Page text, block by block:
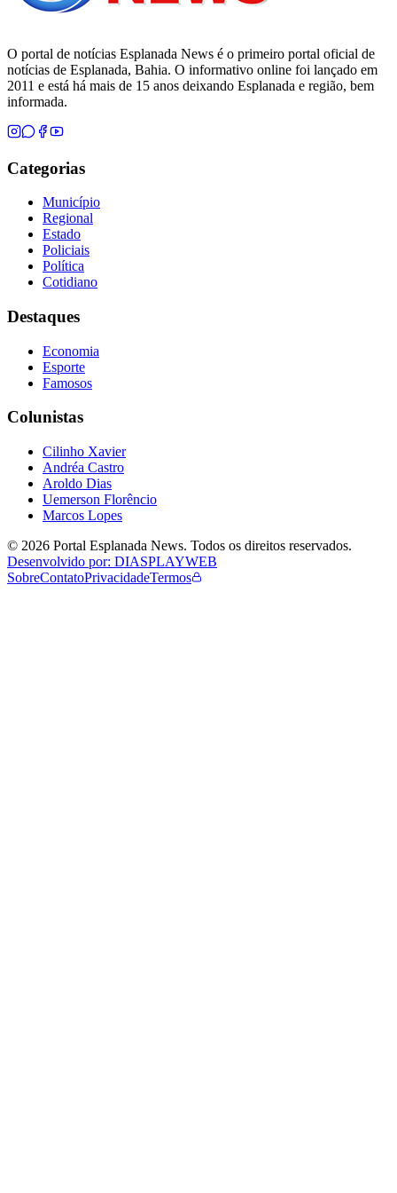
O portal de notícias Esplanada News é o primeiro portal oficial de
notícias de Esplanada, Bahia. O informativo online foi lançado em
2011 e está há mais de 15 anos deixando Esplanada e região, bem
informada.
Categorias
Município
Regional
Estado
Policiais
Política
Cotidiano
Destaques
Economia
Esporte
Famosos
Colunistas
Cilinho Xavier
Andréa Castro
Aroldo Dias
Uemerson Florêncio
Marcos Lopes
© 2026 Portal Esplanada News. Todos os direitos reservados.
Desenvolvido por: DIASPLAYWEB
SobreContatoPrivacidadeTermos